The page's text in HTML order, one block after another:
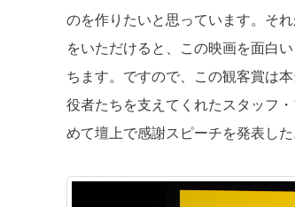
のを作りたいと思っています。そ
をいただけると、この映画を面白
ちます。ですので、この観客賞は
役者たちを支えてくれたスタッフ
めて壇上で感謝スピーチを発表した